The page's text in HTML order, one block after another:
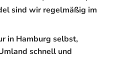
sind wir regelmäßig im
in Hamburg selbst,
schnell und